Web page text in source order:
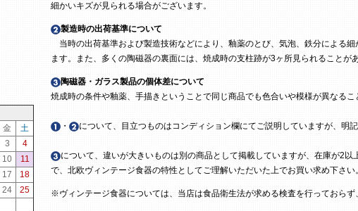
細かいキズが見られる場合がございます。
製造時の出荷基準について
当時の出荷基準および製造技術などにより、釉薬のとび、気泡、鉄分による
ます。また、多くの陶磁器の裏面には、焼成時の支柱跡が3ヶ所見られることがあ
陶磁器・ガラス製品の個体差について
焼成時の条件や釉薬、手描きということで同じ商品でも色合いや模様が異なるこ
・ について、目立つものはコンディション欄にてご説明していますが、
について、違いが大きいものは別の商品として掲載していますが、在庫が2
で、北欧ヴィンテージ食器の特性としてご理解いただいた上でお買い求め下さい。
※ヴィンテージ食器については、当店は食品衛生法が求める検査を行っておらず
金
土
3
4
10
11
17
18
24
25